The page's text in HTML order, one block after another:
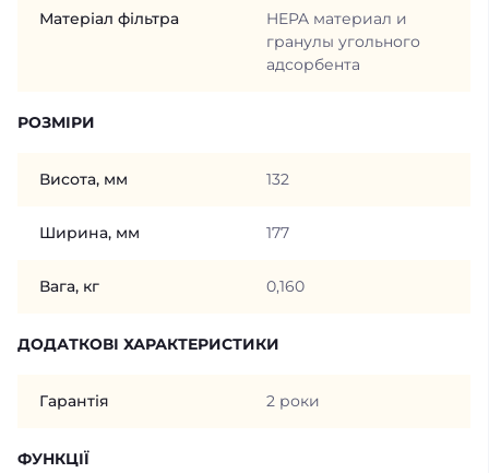
Матеріал фільтра
HEPA материал и
гранулы угольного
адсорбента
РОЗМІРИ
Висота, мм 132
Ширина, мм 177
Вага, кг 0,160
ДОДАТКОВІ ХАРАКТЕРИСТИКИ
Гарантія 2 роки
ФУНКЦІЇ